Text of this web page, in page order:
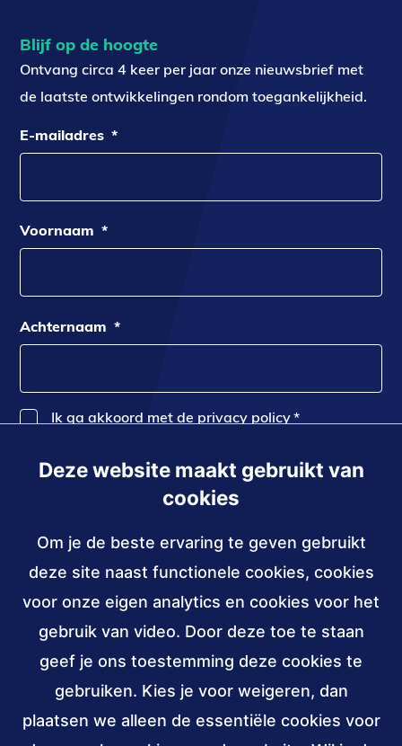
Deze website maakt gebruikt van
cookies
Om je de beste ervaring te geven gebruikt
deze site naast functionele cookies, cookies
voor onze eigen analytics en cookies voor het
gebruik van video. Door deze toe te staan
geef je ons toestemming deze cookies te
gebruiken. Kies je voor weigeren, dan
plaatsen we alleen de essentiële cookies voor
Blijf op de hoogte
Ontvang circa 4 keer per jaar onze nieuwsbrief met
de laatste ontwikkelingen rondom toegankelijkheid.
E-mailadres *
Voornaam *
Achternaam *
Ik ga akkoord met de privacy policy*
Inschrijven
Contact
030 - 239 82 70
info@accessibility.nl (verzendt
email)
Sociale
media
LinkedIn
van
van